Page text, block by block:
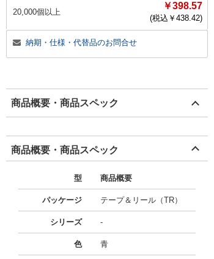
20,000個以上
￥398.57
(税込￥ 438.42)
納期・仕様・代替品のお問合せ
商品概要・商品スペック
商品概要・商品スペック
型 商品概要
パッケージ テープ＆リール（TR）
シリーズ -
色 青